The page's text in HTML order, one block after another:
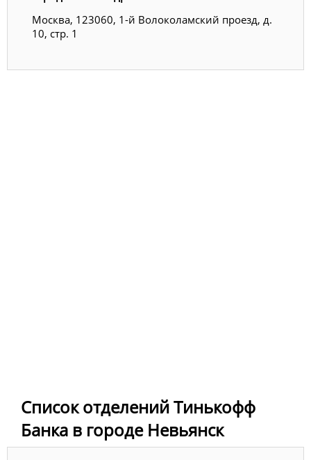
Москва, 123060, 1-й Волоколамский проезд, д.
10, стр. 1
Список отделений Тинькофф
Банка в городе Невьянск